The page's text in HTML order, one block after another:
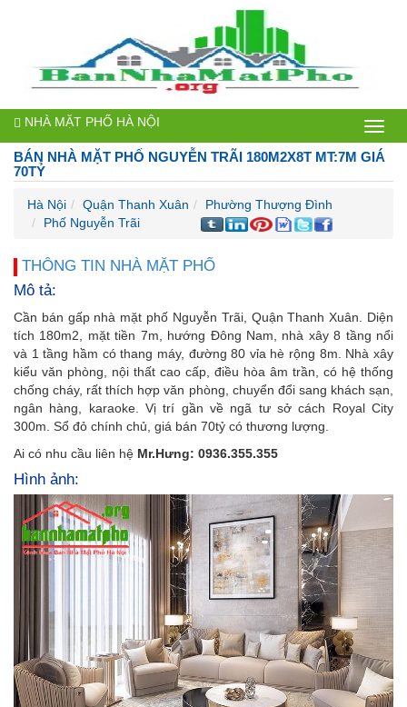
Bán
nhà
NHÀ MẶT PHỐ HÀ NỘI
BÁN NHÀ MẶT PHỐ NGUYỄN TRÃI 180M2X8T MT:7M GIÁ
70TỶ
Hà Nội Quận Thanh Xuân
Phường Thượng Đình
Phố Nguyễn Trãi
THÔNG TIN NHÀ MẶT PHỐ
Mô tả:
Cần bán gấp nhà mặt phố Nguyễn Trãi, Quận Thanh Xuân. Diện
tích 180m2, mặt tiền 7m, hướng Đông Nam, nhà xây 8 tầng nổi
và 1 tầng hầm có thang máy, đường 80 vỉa hè rộng 8m. Nhà xây
kiểu văn phòng, nội thất cao cấp, điều hòa âm trần, có hệ thống
chống cháy, rất thích hợp văn phòng, chuyển đổi sang khách sạn,
ngân hàng, karaoke. Vị trí gần về ngã tư sở cách Royal City
300m. Sổ đỏ chính chủ, giá bán 70tỷ có thương lượng.
Ai có nhu cầu liên hệ Mr.Hưng: 0936.355.355
Hình ảnh: